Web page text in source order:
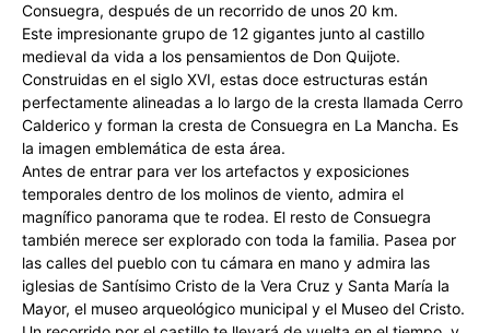
Consuegra, después de un recorrido de unos 20 km.
Este impresionante grupo de 12 gigantes junto al castillo
medieval da vida a los pensamientos de Don Quijote.
Construidas en el siglo XVI, estas doce estructuras están
perfectamente alineadas a lo largo de la cresta llamada Cerro
Calderico y forman la cresta de Consuegra en La Mancha. Es
la imagen emblemática de esta área.
Antes de entrar para ver los artefactos y exposiciones
temporales dentro de los molinos de viento, admira el
magnífico panorama que te rodea. El resto de Consuegra
también merece ser explorado con toda la familia. Pasea por
las calles del pueblo con tu cámara en mano y admira las
iglesias de Santísimo Cristo de la Vera Cruz y Santa María la
Mayor, el museo arqueológico municipal y el Museo del Cristo.